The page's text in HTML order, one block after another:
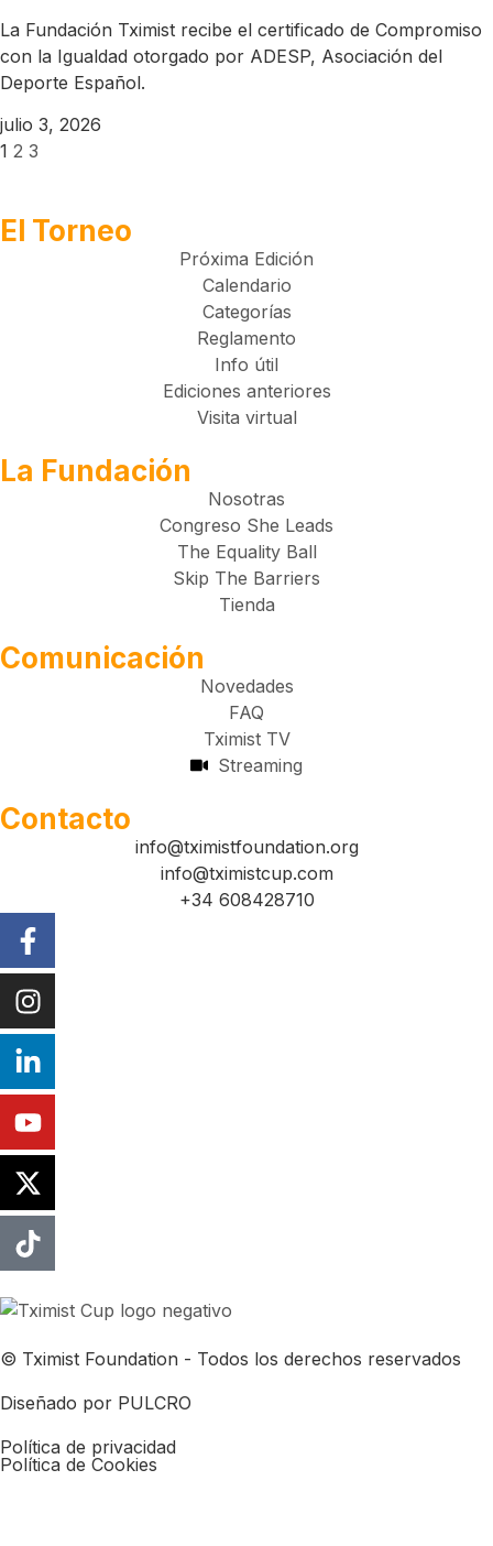
La Fundación Tximist recibe el certificado de Compromiso
con la Igualdad otorgado por ADESP, Asociación del
Deporte Español.
julio 3, 2026
1 2 3
El Torneo
Próxima Edición
Calendario
Categorías
Reglamento
Info útil
Ediciones anteriores
Visita virtual
La Fundación
Nosotras
Congreso She Leads
The Equality Ball
Skip The Barriers
Tienda
Comunicación
Novedades
FAQ
Tximist TV
Streaming
Contacto
info@tximistfoundation.org
info@tximistcup.com
+34 608428710
© Tximist Foundation - Todos los derechos reservados
Diseñado por PULCRO
Política de privacidad
Política de Cookies